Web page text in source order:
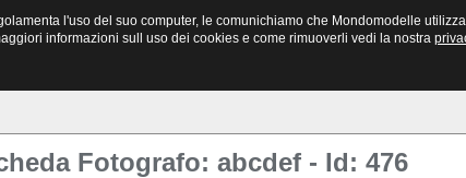
gossip Annunci vari e Casting Richiesta invio Il tuo Sito
Fotografo: abcdef - Id: 476
l'uso del suo computer, le comunichiamo che Mondomodelle
informazioni sull uso dei cookies e come rimuoverli vedi la nostra